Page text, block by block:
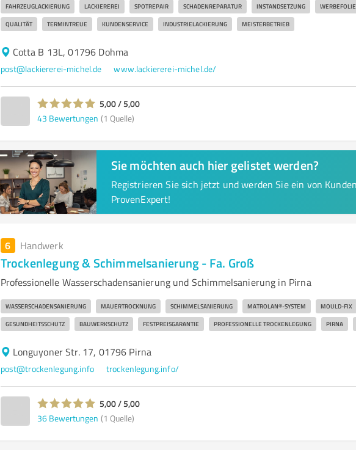
FAHRZEUGLACKIERUNG LACKIEREREI SPOTREPAIR SCHADENREPARATUR INSTANDSETZUNG
QUALITÄT TERMINTREUE KUNDENSERVICE INDUSTRIELACKIERUNG MEISTERBETRIEB
Cotta B 13L, 01796 Dohma
post@lackiererei-michel.de www.lackiererei-michel.de/
5,00 / 5,00
43 Bewertungen (1 Quelle)
Sie möchten auch hier gelistet werden?
Registrieren Sie sich jetzt und werden Sie ein von
ProvenExpert!
6 Handwerk
Trockenlegung & Schimmelsanierung - Fa. Groß
Professionelle Wasserschadensanierung und Schimmelsanierung in Pirna
WASSERSCHADENSANIERUNG MAUERTROCKNUNG SCHIMMELSANIERUNG MATROLAN®-SYSTEM MOULD-FIX
GESUNDHEITSSCHUTZ BAUWERKSCHUTZ FESTPREISGARANTIE PROFESSIONELLE TROCKENLEGUNG PIRNA
Longuyoner Str. 17, 01796 Pirna
post@trockenlegung.info trockenlegung.info/
5,00 / 5,00
36 Bewertungen (1 Quelle)